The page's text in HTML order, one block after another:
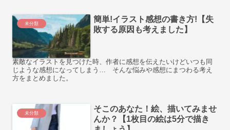
未分類
簡単!イラスト感想の書き方!【失
敗する原因も考えました】
素敵なイラストを見つけた時、作者に感想を伝えたいけどいつも同
じような感想になってしまう… そんな悩みや感想にまつわる考え
方をまとめました。
未分類
そこのあなた！絵、描いてみませ
んか？【1枚目の絵は5分で描き